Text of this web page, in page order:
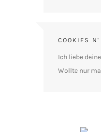
COOKIES N'
Ich liebe
Wollte nur